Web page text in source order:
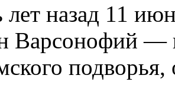
назад 11
Варсонофий —